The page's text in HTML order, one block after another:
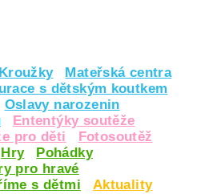
Kroužky
Mateřská centra
s dětským koutkem
Oslavy narozenin
Ententýky soutěže
pro děti
Fotosoutěž
Hry
Pohádky
pro hravé
s dětmi
Aktuality